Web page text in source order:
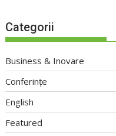
Categorii
Business & Inovare
Conferințe
English
Featured